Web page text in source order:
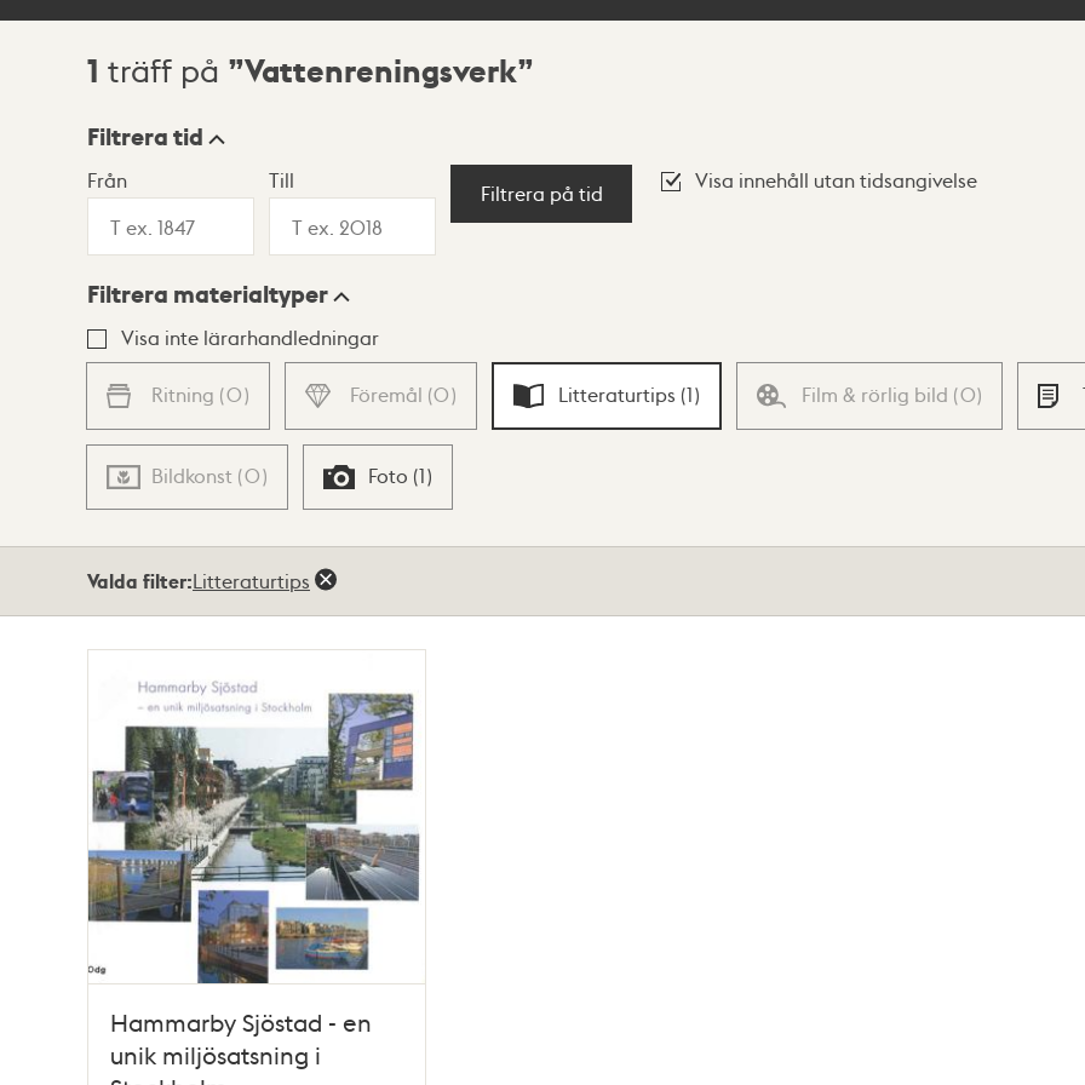
Sökresultat
1 träff på Vattenreningsverk
Visningsläge
Lista Karta
Filtrera tid
Från Till
Filtrera på tid
Visa innehåll utan tidsangivelse
Filtrera materialtyper
Visa inte lärarhandledningar
Ritning (0) Föremål (0) Litteraturtips (1) Film & rörlig bild (0)
Bildkonst (0) Foto (1)
Valda filter:Litteraturtips
Hammarby Sjöstad - en
unik miljösatsning i